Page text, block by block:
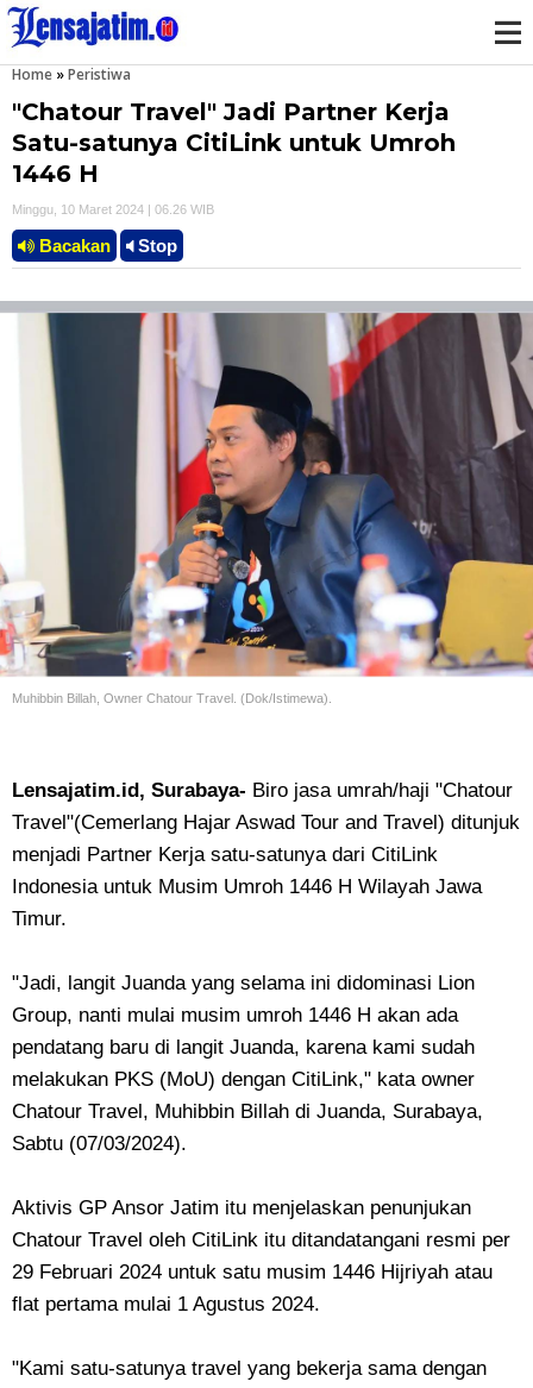
Home »Peristiwa
"Chatour Travel" Jadi Partner Kerja
Satu-satunya CitiLink untuk Umroh
1446 H
Minggu, 10 Maret 2024 | 06.26 WIB
Bacakan Stop
Muhibbin Billah, Owner Chatour Travel. (Dok/Istimewa).
Lensajatim.id, Surabaya- Biro jasa umrah/haji "Chatour
Travel"(Cemerlang Hajar Aswad Tour and Travel) ditunjuk
menjadi Partner Kerja satu-satunya dari CitiLink
Indonesia untuk Musim Umroh 1446 H Wilayah Jawa
Timur.
"Jadi, langit Juanda yang selama ini didominasi Lion
Group, nanti mulai musim umroh 1446 H akan ada
pendatang baru di langit Juanda, karena kami sudah
melakukan PKS (MoU) dengan CitiLink," kata owner
Chatour Travel, Muhibbin Billah di Juanda, Surabaya,
Sabtu (07/03/2024).
Aktivis GP Ansor Jatim itu menjelaskan penunjukan
Chatour Travel oleh CitiLink itu ditandatangani resmi per
29 Februari 2024 untuk satu musim 1446 Hijriyah atau
flat pertama mulai 1 Agustus 2024.
"Kami satu-satunya travel yang bekerja sama dengan